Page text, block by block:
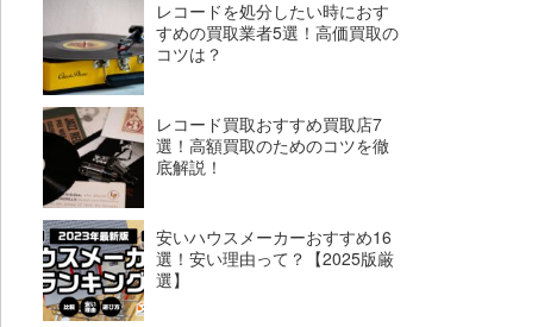
レコードを処分したい時におす
すめの買取業者5選！高価買取の
コツは？
レコード買取おすすめ買取店7
選！高額買取のためのコツを徹
底解説！
安いハウスメーカーおすすめ16
選！安い理由って？【2025版厳
選】